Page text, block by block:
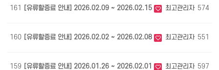
161 [유류할증료 안내] 2026.02.09 ~ 2026.02.15 최고관리자 574
160 [유류할증료 안내] 2026.02.02 ~ 2026.02.08 최고관리자 551
159 [유류할증료 안내] 2026.01.26 ~ 2026.02.01 최고관리자 597